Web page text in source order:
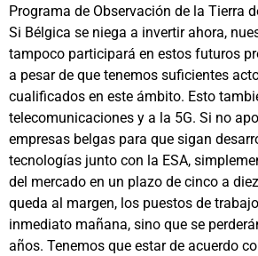
Programa de Observación de la Tierra
Si Bélgica se niega a invertir ahora,
tampoco participará en estos futuros
a pesar de que tenemos suficientes
cualificados en este ámbito. Esto
telecomunicaciones y a la 5G. Si no
empresas belgas para que sigan
tecnologías junto con la ESA,
del mercado en un plazo de cinco a
queda al margen, los puestos de
inmediato mañana, sino que se
años. Tenemos que estar de acuerdo